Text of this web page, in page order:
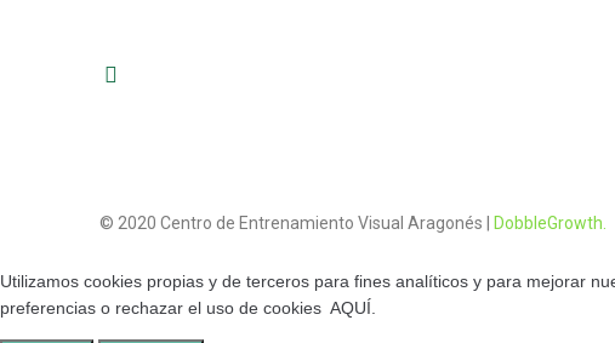
© 2020 Centro de Entrenamiento Visual Aragonés | DobbleGrowth.
Utilizamos cookies propias y de terceros para fines analíticos y para mejorar
preferencias o rechazar el uso de cookies AQUÍ